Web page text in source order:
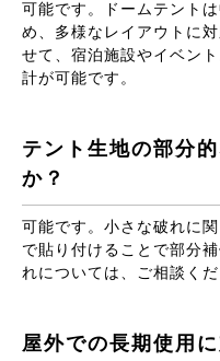
可能です。ドームテント
め、多様なレイアウトに
せて、宿泊施設やイベン
計が可能です。
テント生地の部分
か？
可能です。小さな破れに
で貼り付けることで部分
れについては、ご相談くだ
屋外での長期使用